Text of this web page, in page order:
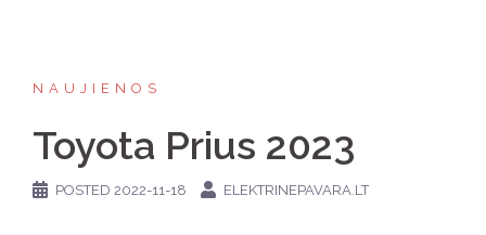
NAUJIENOS
Toyota Prius 2023
POSTED 2022-11-18 ELEKTRINEPAVARA.LT